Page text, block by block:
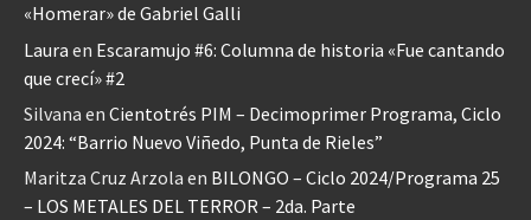
«Homerar» de Gabriel Galli
Laura en Escaramujo #6: Columna de historia «Fue cantando
que crecí» #2
Silvana en Cientotrés PIM – Decimoprimer Programa, Ciclo
2024: “Barrio Nuevo Viñedo, Punta de Rieles”
Maritza Cruz Arzola en BILONGO – Ciclo 2024/Programa 25
– LOS METALES DEL TERROR – 2da. Parte